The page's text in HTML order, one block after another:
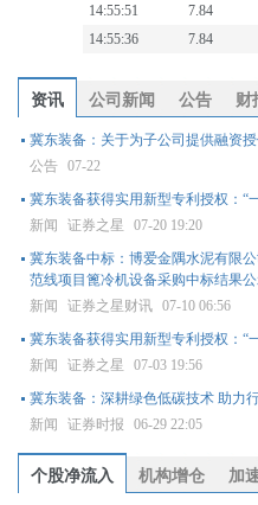
14:55:51
7.84
14:55:36
7.84
资讯 公司新闻 公告 财
冀东装备：关于为子公司提供融资
公告
07-22
冀东装备获得实用新型专利授权：“
新闻
证券之星
07-20 19:20
冀东装备中标：博爱金隅水泥有限
范线项目篦冷机设备采购中标结果
新闻
证券之星财讯
07-10 06:56
冀东装备获得实用新型专利授权：“
新闻
证券之星
07-03 19:56
冀东装备：深耕绿色低碳技术 助力
新闻
证券时报 06-29 22:05
个股净流入 机构增仓 加